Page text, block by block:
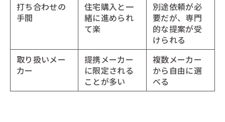
打ち合わせの
手間
住宅購入と一
緒に進められ
て楽
別途依頼が必
要だが、専門
的な提案が受
けられる
取り扱いメー
カー
提携メーカー
に限定される
ことが多い
複数メーカー
から自由に選
べる